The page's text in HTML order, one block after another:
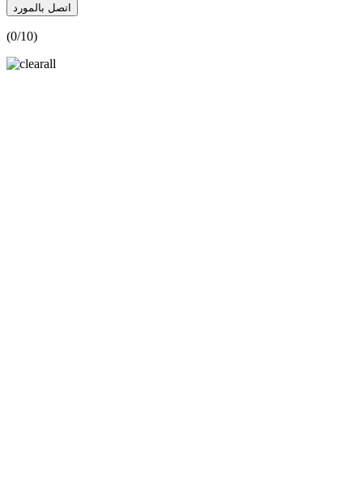
اتصل بالمورد
(0/10)